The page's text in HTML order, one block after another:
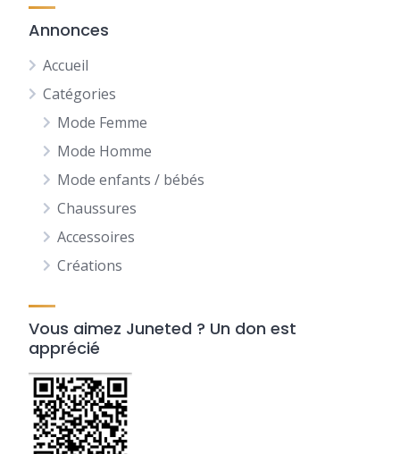
Annonces
Accueil
Catégories
Mode Femme
Mode Homme
Mode enfants / bébés
Chaussures
Accessoires
Créations
Vous aimez Juneted ? Un don est
apprécié